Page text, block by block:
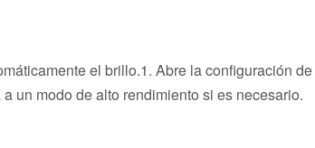
el brillo.1. Abre la configuración de
un modo de alto rendimiento si es necesario.